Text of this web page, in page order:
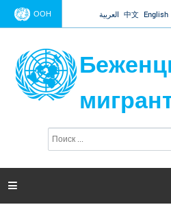
Jump to
ООН العربية 中文 English
п
и
